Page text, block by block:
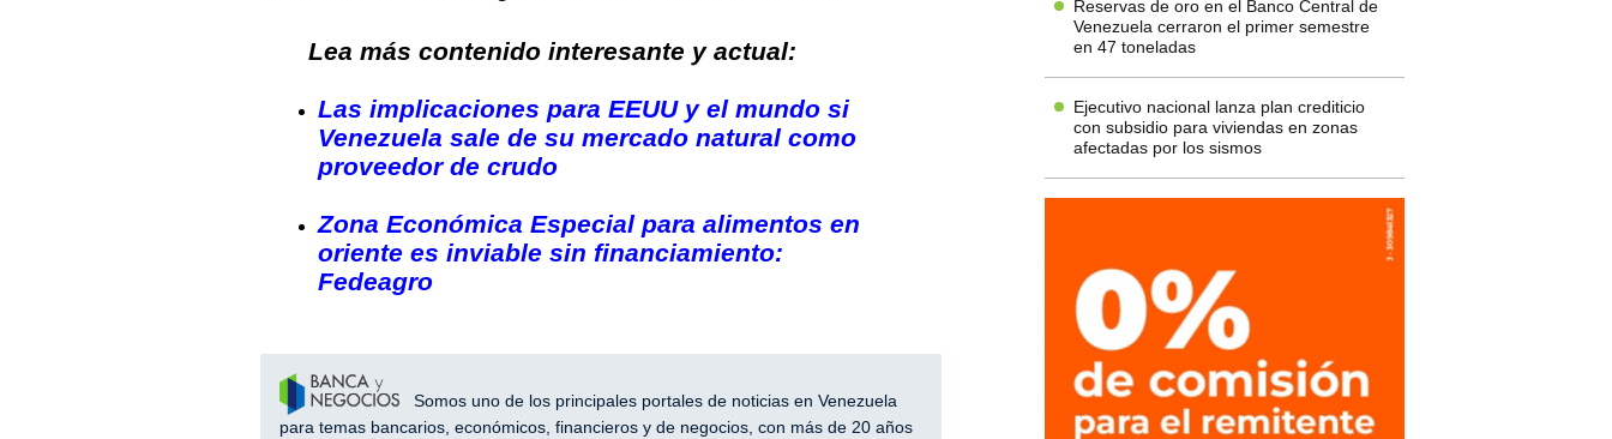
Lea más contenido interesante y actual:
Las implicaciones para EEUU y el mundo si
Venezuela sale de su mercado natural como
proveedor de crudo
Zona Económica Especial para alimentos en
oriente es inviable sin financiamiento:
Fedeagro
Somos uno de los principales portales de noticias en Venezuela
para temas bancarios, económicos, financieros y de negocios, con más de 20 años
Reservas de oro en el Banco Central de
Venezuela cerraron el primer semestre
en 47 toneladas
Ejecutivo nacional lanza plan crediticio
con subsidio para viviendas en zonas
afectadas por los sismos